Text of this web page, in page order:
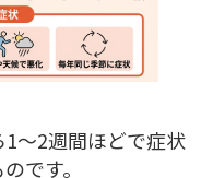
〜2週間ほどで症状
です。